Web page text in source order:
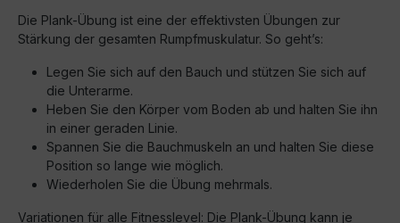
Die Plank-Übung ist eine der effektivsten Übungen zur
Stärkung der gesamten Rumpfmuskulatur. So geht’s:
Legen Sie sich auf den Bauch und stützen Sie sich auf
die Unterarme.
Heben Sie den Körper vom Boden ab und halten Sie ihn
in einer geraden Linie.
Spannen Sie die Bauchmuskeln an und halten Sie diese
Position so lange wie möglich.
Wiederholen Sie die Übung mehrmals.
Variationen für alle Fitnesslevel: Die Plank-Übung kann je